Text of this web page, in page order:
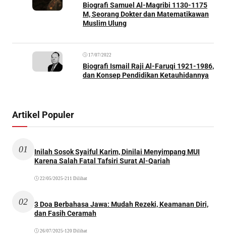
Biografi Samuel Al-Magribi 1130-1175
M, Seorang Dokter dan Matematikawan
Muslim Ulung
17/07/2022
Biografi Ismail Raji Al-Faruqi 1921-1986,
dan Konsep Pendidikan Ketauhidannya
Artikel Populer
01
Inilah Sosok Syaiful Karim, Dinilai Menyimpang MUI
Karena Salah Fatal Tafsiri Surat Al-Qariah
22/05/2025 •211 Dilihat
02
3 Doa Berbahasa Jawa: Mudah Rezeki, Keamanan Diri,
dan Fasih Ceramah
26/07/2025 •120 Dilihat